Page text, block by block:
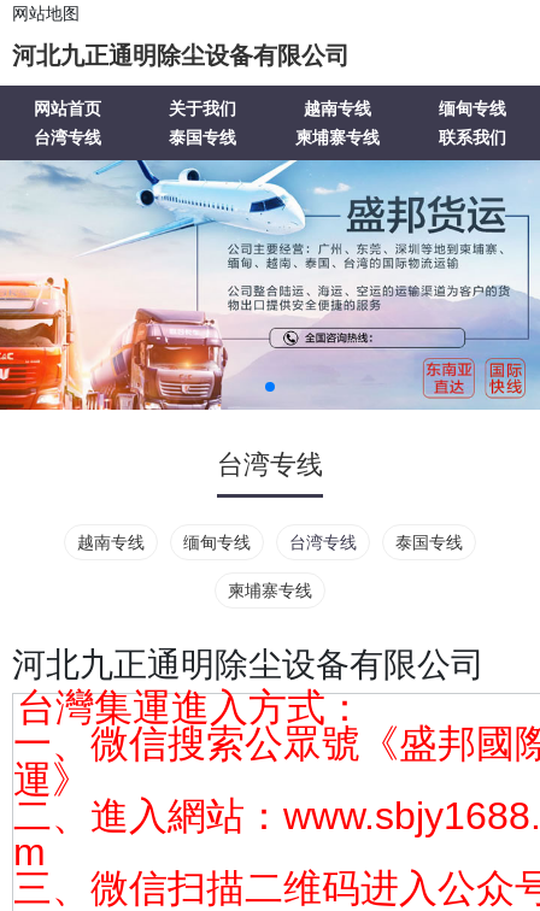
网站地图
河北九正通明除尘设备有限公司
网站首页 关于我们 越南专线
缅甸专线
台湾专线
泰国专线 柬埔寨专线 联系我们
台湾专线
越南专线 缅甸专线 台湾专线 泰国专线
柬埔寨专线
河北九正通明除尘设备有限公司
台灣集運進入方式：
一、微信搜索公眾號《盛邦國
運》
二、進入網站：
m
三、微信扫描二维码进入公众